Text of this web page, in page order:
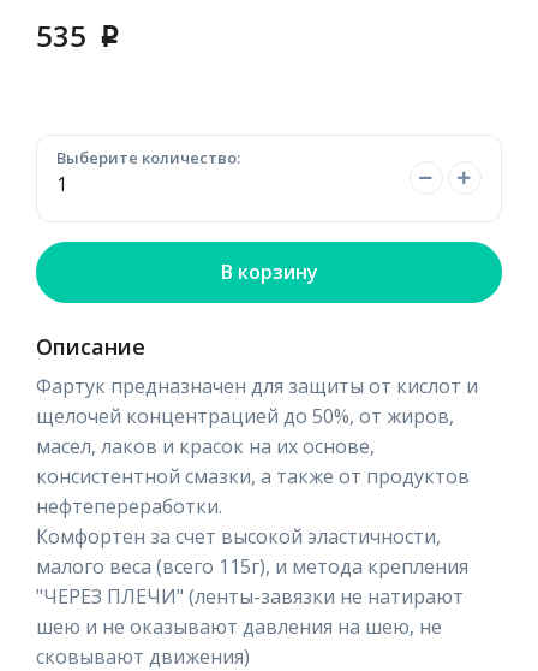
535 p
Выберите количество:
В корзину
Описание
Фартук предназначен для защиты от кислот и
щелочей концентрацией до 50%, от жиров,
масел, лаков и красок на их основе,
консистентной смазки, а также от продуктов
нефтепереработки.
Комфортен за счет высокой эластичности,
малого веса (всего 115г), и метода крепления
"ЧЕРЕЗ ПЛЕЧИ" (ленты-завязки не натирают
шею и не оказывают давления на шею, не
сковывают движения)